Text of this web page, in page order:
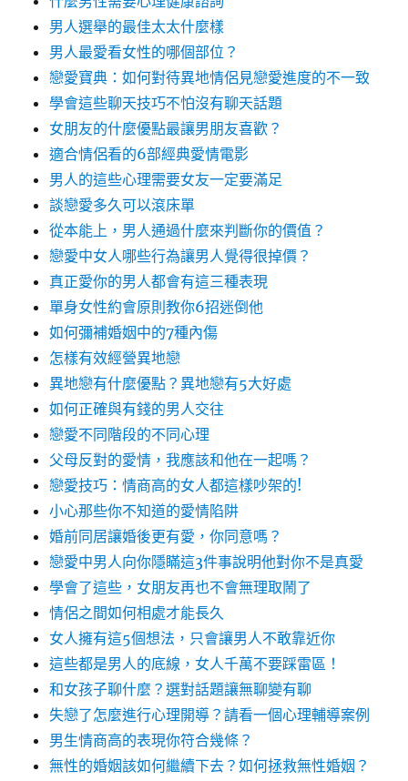
男人選舉的最佳太太什麼樣
男人最愛看女性的哪個部位？
戀愛寶典：如何對待異地情侶見戀愛進度的不一致
學會這些聊天技巧不怕沒有聊天話題
女朋友的什麼優點最讓男朋友喜歡？
適合情侶看的6部經典愛情電影
男人的這些心理需要女友一定要滿足
談戀愛多久可以滾床單
從本能上，男人通過什麼來判斷你的價值？
戀愛中女人哪些行為讓男人覺得很掉價？
真正愛你的男人都會有這三種表現
單身女性約會原則教你6招迷倒他
如何彌補婚姻中的7種內傷
怎樣有效經營異地戀
異地戀有什麼優點？異地戀有5大好處
如何正確與有錢的男人交往
戀愛不同階段的不同心理
父母反對的愛情，我應該和他在一起嗎？
戀愛技巧：情商高的女人都這樣吵架的!
小心那些你不知道的愛情陷阱
婚前同居讓婚後更有愛，你同意嗎？
戀愛中男人向你隱瞞這3件事說明他對你不是真愛
學會了這些，女朋友再也不會無理取鬧了
情侶之間如何相處才能長久
女人擁有這5個想法，只會讓男人不敢靠近你
這些都是男人的底線，女人千萬不要踩雷區！
和女孩子聊什麼？選對話題讓無聊變有聊
失戀了怎麼進行心理開導？請看一個心理輔導案例
男生情商高的表現你符合幾條？
無性的婚姻該如何繼續下去？如何拯救無性婚姻？